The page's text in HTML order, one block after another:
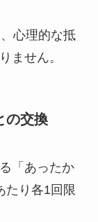
心理的な抵
ません。
の交換
「あったか
たり各1回限